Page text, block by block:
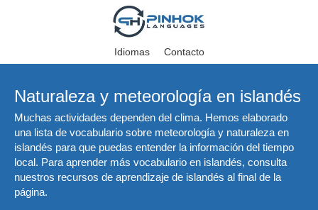
Idiomas Contacto
Naturaleza y meteorología en islandés
Muchas actividades dependen del clima. Hemos elaborado
una lista de vocabulario sobre meteorología y naturaleza en
islandés para que puedas entender la información del tiempo
local. Para aprender más vocabulario en islandés, consulta
nuestros recursos de aprendizaje de islandés al final de la
página.